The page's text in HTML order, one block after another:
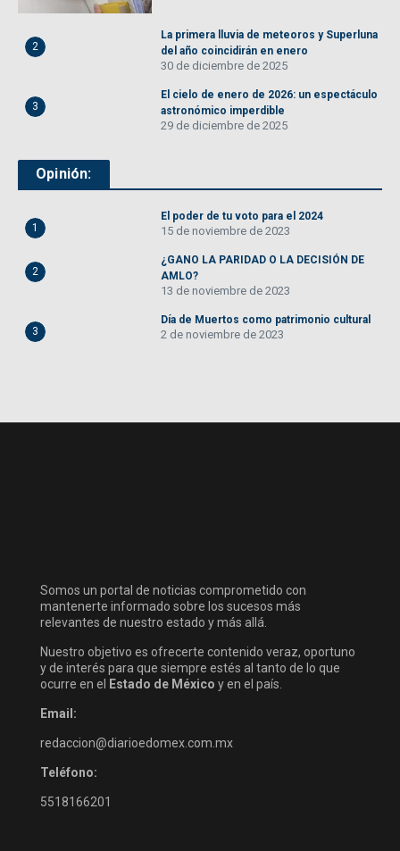
2
La primera lluvia de meteoros y Superluna
del año coincidirán en enero
30 de diciembre de 2025
3
El cielo de enero de 2026: un espectáculo
astronómico imperdible
29 de diciembre de 2025
Opinión:
1
El poder de tu voto para el 2024
15 de noviembre de 2023
2
¿GANO LA PARIDAD O LA DECISIÓN DE
AMLO?
13 de noviembre de 2023
3
Día de Muertos como patrimonio cultural
2 de noviembre de 2023
Somos un portal de noticias comprometido con
mantenerte informado sobre los sucesos más
relevantes de nuestro estado y más allá.
Nuestro objetivo es ofrecerte contenido veraz, oportuno
y de interés para que siempre estés al tanto de lo que
ocurre en el
Estado de México y en el país.
Email:
redaccion@diarioedomex.com.mx
Teléfono:
5518166201